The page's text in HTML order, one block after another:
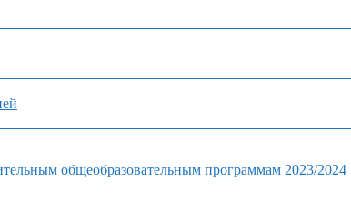
общеобразовательным программам 2023/2024